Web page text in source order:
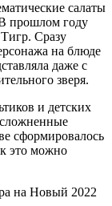
салаты
прошлом году
Сразу
на блюде
даже с
зверя.
и детских
сформировалось
это можно
на Новый 2022